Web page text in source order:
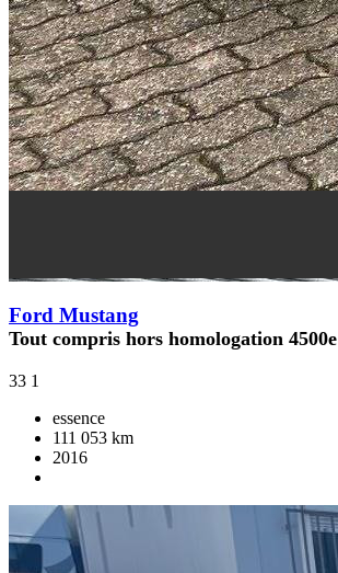
Ford Mustang
Tout compris hors homologation 4500e
33 1
essence
111 053 km
2016